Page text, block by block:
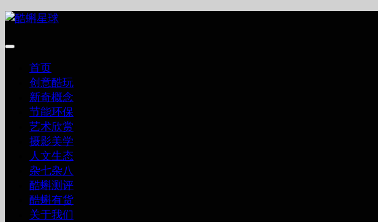
跳
内
首页
创意酷玩
新奇概念
节能环保
艺术欣赏
摄影美学
人文生态
杂七杂八
酷蝌测评
酷蝌有货
关于我们